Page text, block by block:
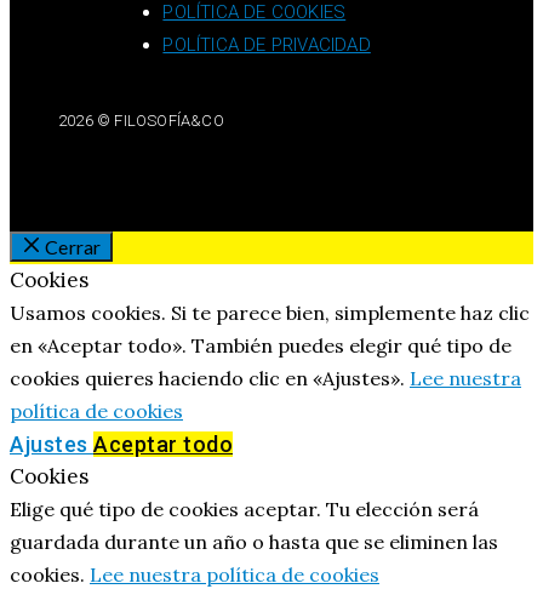
POLÍTICA DE COOKIES
POLÍTICA DE PRIVACIDAD
2026 © FILOSOFÍA&CO
Cerrar
Cookies
Usamos cookies. Si te parece bien, simplemente haz clic
en «Aceptar todo». También puedes elegir qué tipo de
cookies quieres haciendo clic en «Ajustes». Lee nuestra
política de cookies
Ajustes Aceptar todo
Cookies
Elige qué tipo de cookies aceptar. Tu elección será
guardada durante un año o hasta que se eliminen las
cookies. Lee nuestra política de cookies